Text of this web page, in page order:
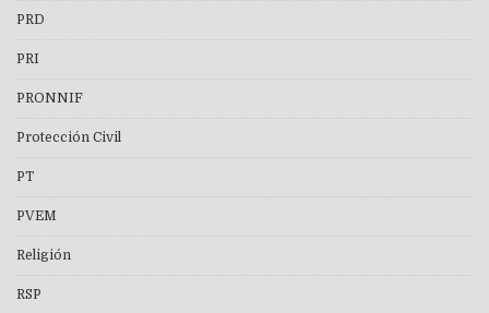
PRD
PRI
PRONNIF
Protección Civil
PT
PVEM
Religión
RSP